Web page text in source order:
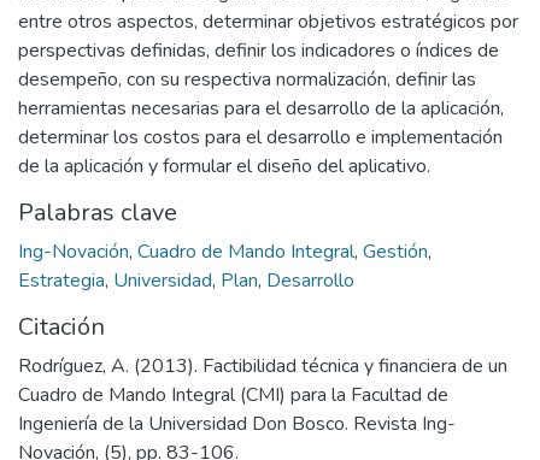
entre otros aspectos, determinar objetivos estratégicos por
perspectivas definidas, definir los indicadores o índices de
desempeño, con su respectiva normalización, definir las
herramientas necesarias para el desarrollo de la aplicación,
determinar los costos para el desarrollo e implementación
de la aplicación y formular el diseño del aplicativo.
Palabras clave
Ing-Novación, Cuadro de Mando Integral, Gestión,
Estrategia, Universidad, Plan, Desarrollo
Citación
Rodríguez, A. (2013). Factibilidad técnica y financiera de un
Cuadro de Mando Integral (CMI) para la Facultad de
Ingeniería de la Universidad Don Bosco. Revista Ing-
Novación, (5), pp. 83-106.